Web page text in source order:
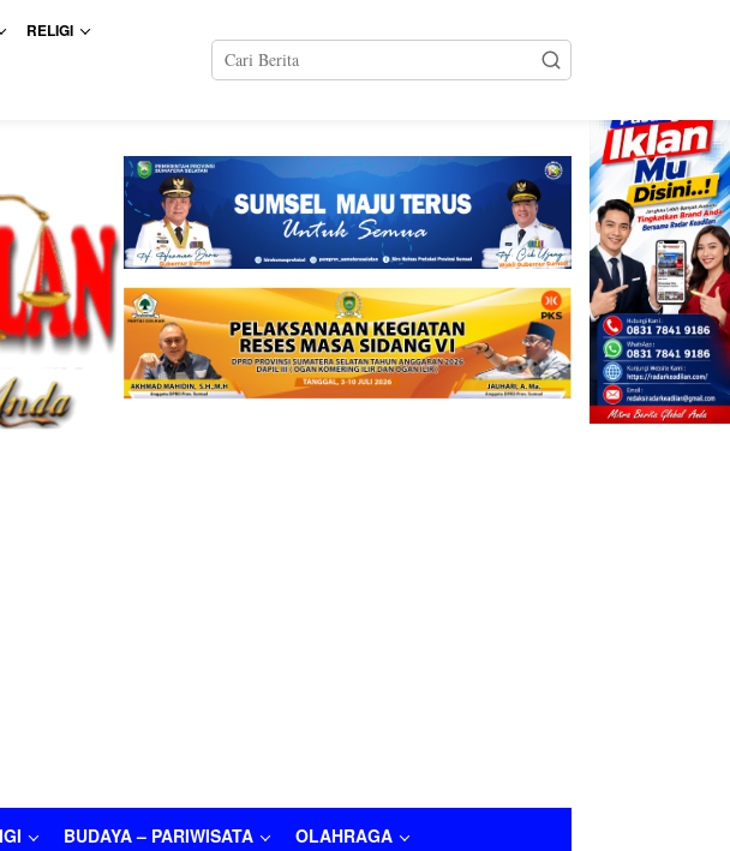
RELIGI
BUDAYA – PARIWISATA OLAHRAGA